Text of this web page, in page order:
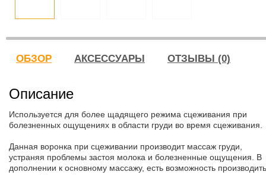
ОБЗОР АКСЕССУАРЫ ОТЗЫВЫ (0)
Описание
Используется для более щадящего режима сцеживания при
болезненных ощущениях в области груди во время сцеживания.
Данная воронка при сцеживании производит массаж груди,
устраняя проблемы застоя молока и болезненные ощущения. В
дополнении к основному массажу, есть возможность производить